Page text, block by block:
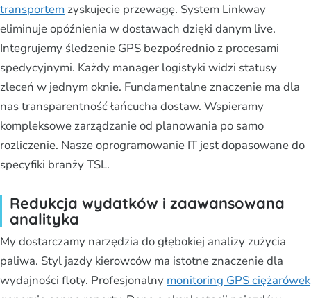
transportem zyskujecie przewagę. System Linkway
eliminuje opóźnienia w dostawach dzięki danym live.
Integrujemy śledzenie GPS bezpośrednio z procesami
spedycyjnymi. Każdy manager logistyki widzi statusy
zleceń w jednym oknie. Fundamentalne znaczenie ma dla
nas transparentność łańcucha dostaw. Wspieramy
kompleksowe zarządzanie od planowania po samo
rozliczenie. Nasze oprogramowanie IT jest dopasowane do
specyfiki branży TSL.
Redukcja wydatków i zaawansowana
analityka
My dostarczamy narzędzia do głębokiej analizy zużycia
paliwa. Styl jazdy kierowców ma istotne znaczenie dla
wydajności floty. Profesjonalny monitoring GPS ciężarówek